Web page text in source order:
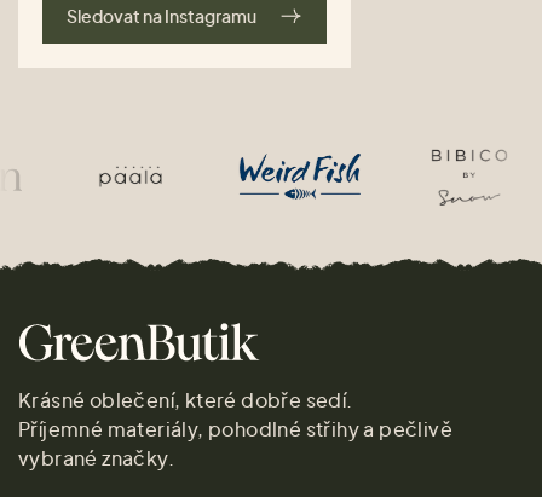
Sledovat na Instagramu
Krásné oblečení, které dobře sedí.
Příjemné materiály, pohodlné střihy a pečlivě
vybrané značky.